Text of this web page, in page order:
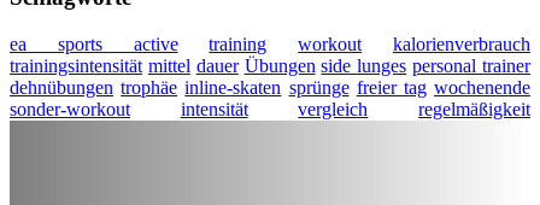
ea sports active training workout
kalorienverbrauch
trainingsintensität mittel dauer Übungen side lunges personal trainer
dehnübungen trophäe inline-skaten sprünge freier tag wochenende
sonder-workout
intensität vergleich regelmäßigkeit